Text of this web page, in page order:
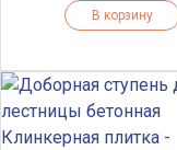
В корзину